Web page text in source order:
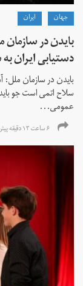
جهان ايران
بایدن در
دستیابی ایران
بایدن در سازمان ملل:
سلاح اتمی است جو
عمومی...
۶ ساعت ۱۳ دقیقه پیش